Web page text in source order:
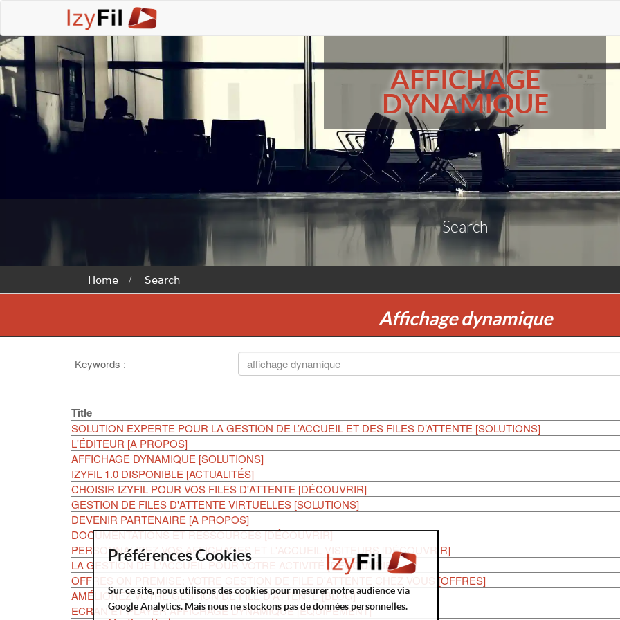
AFFICHAGE
DYNAMIQUE
Search
Home Search
Affichage dynamique
Keywords :
Title
SOLUTION EXPERTE POUR LA GESTION DE L’ACCUEIL ET DES FILES D’ATTENTE [SOLUTIONS]
L'ÉDITEUR [A PROPOS]
AFFICHAGE DYNAMIQUE [SOLUTIONS]
IZYFIL 1.0 DISPONIBLE [ACTUALITÉS]
CHOISIR IZYFIL POUR VOS FILES D'ATTENTE [DÉCOUVRIR]
GESTION DE FILES D'ATTENTE VIRTUELLES [SOLUTIONS]
DEVENIR PARTENAIRE [A PROPOS]
DOCUMENTATIONS ET RESSOURCES [DÉCOUVRIR]
PERSONNALISEZ VOS AFFICHAGES ET L'ACCUEIL VISITEURS [DÉCOUVRIR]
LA GESTION DE L'ACCUEIL POUR VOTRE ACTIVITÉ [DÉCOUVRIR]
OFFRES ON PREMISE: VOTRE GESTION DE FILE D'ATTENTE CHEZ VOUS [OFFRES]
AMÉLIOREZ VOTRE GESTION DE FILE D'ATTENTE [BLOG]
ECRAN ET PLAYER AFFICHAGE DYNAMIQUE [EQUIPEMENT]
Préférences Cookies
Sur ce site, nous utilisons des cookies pour mesurer notre audience via
Google Analytics. Mais nous ne stockons pas de données personnelles.